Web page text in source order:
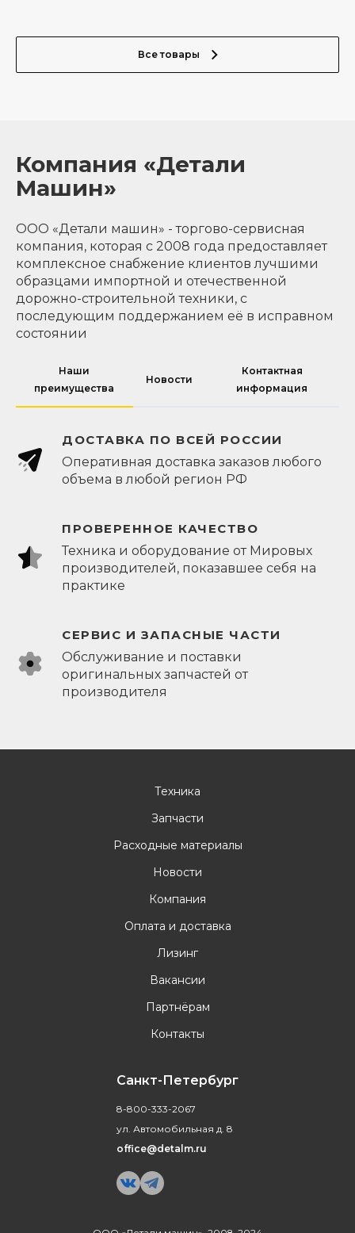
Все товары
Компания «Детали
Машин»
ООО «Детали машин» - торгово-сервисная
компания, которая с 2008 года предоставляет
комплексное снабжение клиентов лучшими
образцами импортной и отечественной
дорожно-строительной техники, с
последующим поддержанием её в исправном
состоянии
Наши
преимущества
Новости
Контактная
информация
ДОСТАВКА ПО ВСЕЙ РОССИИ
Оперативная доставка заказов любого
объема в любой регион РФ
ПРОВЕРЕННОЕ КАЧЕСТВО
Техника и оборудование от Мировых
производителей, показавшее себя на
практике
СЕРВИС И ЗАПАСНЫЕ ЧАСТИ
Обслуживание и поставки
оригинальных запчастей от
производителя
Техника
Запчасти
Расходные материалы
Новости
Компания
Оплата и доставка
Лизинг
Вакансии
Партнёрам
Контакты
Санкт-Петербург
8-800-333-2067
ул. Автомобильная д. 8
office@detalm.ru